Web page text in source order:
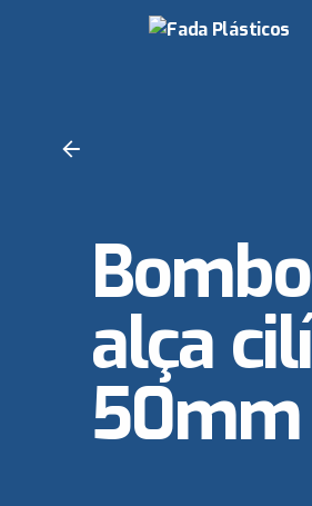
alça
50mm